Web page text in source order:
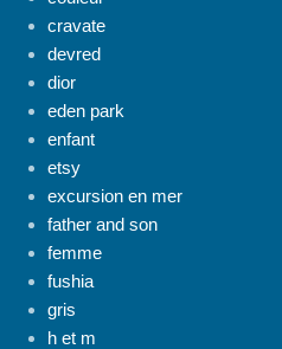
cravate
devred
dior
eden park
enfant
etsy
excursion en mer
father and son
femme
fushia
gris
h et m